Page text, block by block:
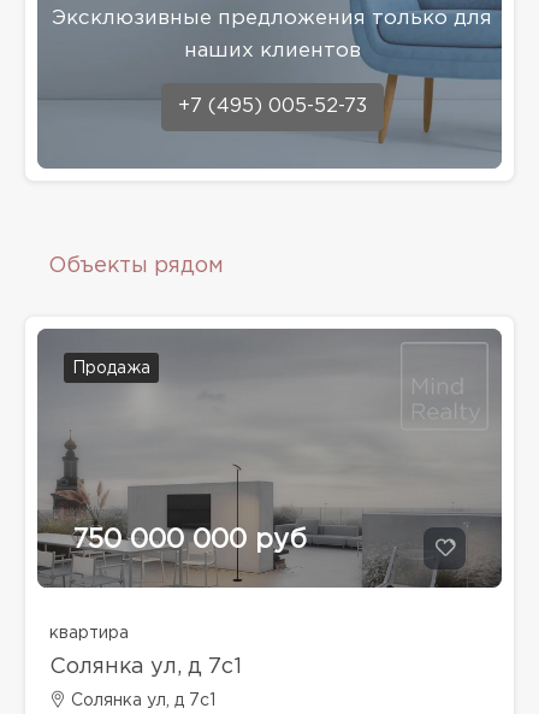
Эксклюзивные предложения только для
наших клиентов
+7 (495) 005-52-73
Объекты рядом
Продажа
750 000 000 руб
квартира
Солянка ул, д 7с1
Солянка ул, д 7с1